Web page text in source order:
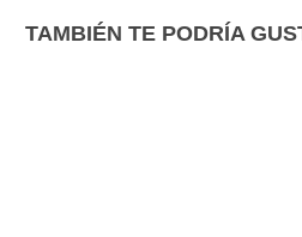
TAMBIÉN TE PODRÍA